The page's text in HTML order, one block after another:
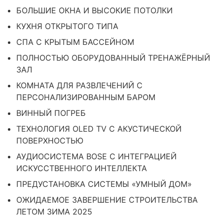
БОЛЬШИЕ ОКНА И ВЫСОКИЕ ПОТОЛКИ
КУХНЯ ОТКРЫТОГО ТИПА
СПА С КРЫТЫМ БАССЕЙНОМ
ПОЛНОСТЬЮ ОБОРУДОВАННЫЙ ТРЕНАЖЁРНЫЙ
ЗАЛ
КОМНАТА ДЛЯ РАЗВЛЕЧЕНИЙ С
ПЕРСОНАЛИЗИРОВАННЫМ БАРОМ
ВИННЫЙ ПОГРЕБ
ТЕХНОЛОГИЯ OLED TV С АКУСТИЧЕСКОЙ
ПОВЕРХНОСТЬЮ
АУДИОСИСТЕМА BOSE С ИНТЕГРАЦИЕЙ
ИСКУССТВЕННОГО ИНТЕЛЛЕКТА
ПРЕДУСТАНОВКА СИСТЕМЫ «УМНЫЙ ДОМ»
ОЖИДАЕМОЕ ЗАВЕРШЕНИЕ СТРОИТЕЛЬСТВА
ЛЕТОМ ЗИМА 2025